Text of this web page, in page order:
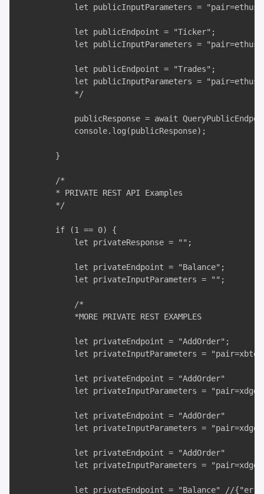
let publicInputParameters =
            let publicEndpoint = "Ticker";
let publicInputParameters =
            let publicEndpoint = "Trades";
let publicInputParameters =
            */
publicResponse = await
            console.log(publicResponse);
        }
        /*
        * PRIVATE REST API Examples
        */
        if (1 == 0) {
            let privateResponse = "";
            let privateEndpoint = "Balance";
            let privateInputParameters = "";
            /*
            *MORE PRIVATE REST EXAMPLES
            let privateEndpoint = "AddOrder";
let privateInputParameters =
            let privateEndpoint = "AddOrder"
let privateInputParameters =
            let privateEndpoint = "AddOrder"
let privateInputParameters =
            let privateEndpoint = "AddOrder"
let privateInputParameters =
let privateEndpoint = "Balance" //